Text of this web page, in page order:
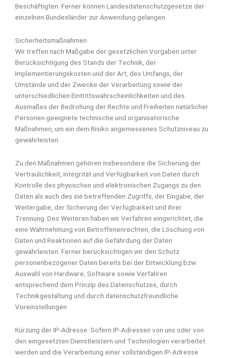
Beschäftigten. Ferner können Landesdatenschutzgesetze der
einzelnen Bundesländer zur Anwendung gelangen.
Sicherheitsmaßnahmen
Wir treffen nach Maßgabe der gesetzlichen Vorgaben unter
Berücksichtigung des Stands der Technik, der
Implementierungskosten und der Art, des Umfangs, der
Umstände und der Zwecke der Verarbeitung sowie der
unterschiedlichen Eintrittswahrscheinlichkeiten und des
Ausmaßes der Bedrohung der Rechte und Freiheiten natürlicher
Personen geeignete technische und organisatorische
Maßnahmen, um ein dem Risiko angemessenes Schutzniveau zu
gewährleisten.
Zu den Maßnahmen gehören insbesondere die Sicherung der
Vertraulichkeit, Integrität und Verfügbarkeit von Daten durch
Kontrolle des physischen und elektronischen Zugangs zu den
Daten als auch des sie betreffenden Zugriffs, der Eingabe, der
Weitergabe, der Sicherung der Verfügbarkeit und ihrer
Trennung. Des Weiteren haben wir Verfahren eingerichtet, die
eine Wahrnehmung von Betroffenenrechten, die Löschung von
Daten und Reaktionen auf die Gefährdung der Daten
gewährleisten. Ferner berücksichtigen wir den Schutz
personenbezogener Daten bereits bei der Entwicklung bzw.
Auswahl von Hardware, Software sowie Verfahren
entsprechend dem Prinzip des Datenschutzes, durch
Technikgestaltung und durch datenschutzfreundliche
Voreinstellungen.
Kürzung der IP-Adresse: Sofern IP-Adressen von uns oder von
den eingesetzten Dienstleistern und Technologien verarbeitet
werden und die Verarbeitung einer vollständigen IP-Adresse